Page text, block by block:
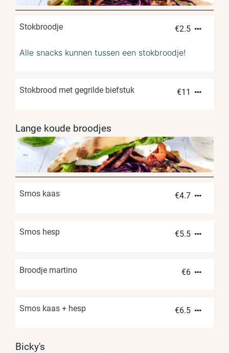
Stokbroodje €2.5
Alle snacks kunnen tussen een stokbroodje!
Stokbrood met gegrilde biefstuk €11
Lange koude broodjes
Smos kaas €4.7
Smos hesp €5.5
Broodje martino €6
Smos kaas + hesp €6.5
Bicky's